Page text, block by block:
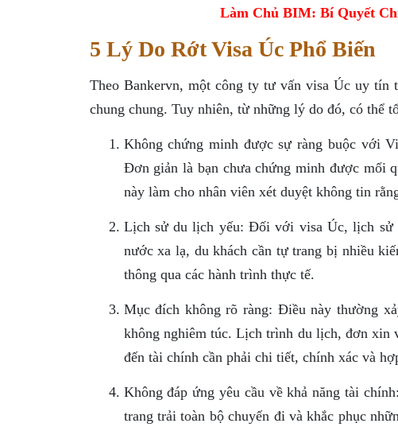
Làm Chủ BIM: Bí Quyết
5 Lý Do Rớt Visa Úc Phổ Biến
Theo Bankervn, một công ty tư vấn visa Úc uy
chung chung. Tuy nhiên, từ những lý do đó, có thể
Không chứng minh được sự ràng buộc với
Đơn giản là bạn chưa chứng minh được mối
này làm cho nhân viên xét duyệt không tin
Lịch sử du lịch yếu: Đối với visa Úc, lịch
nước xa lạ, du khách cần tự trang bị nhiều
thông qua các hành trình thực tế.
Mục đích không rõ ràng: Điều này thường
không nghiêm túc. Lịch trình du lịch, đơn xin
đến tài chính cần phải chi tiết, chính xác và
Không đáp ứng yêu cầu về khả năng tài
trang trải toàn bộ chuyến đi và khắc phục